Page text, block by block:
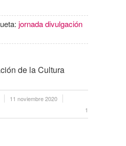
jornada divulgación
de la Cultura
11 noviembre 2020
1